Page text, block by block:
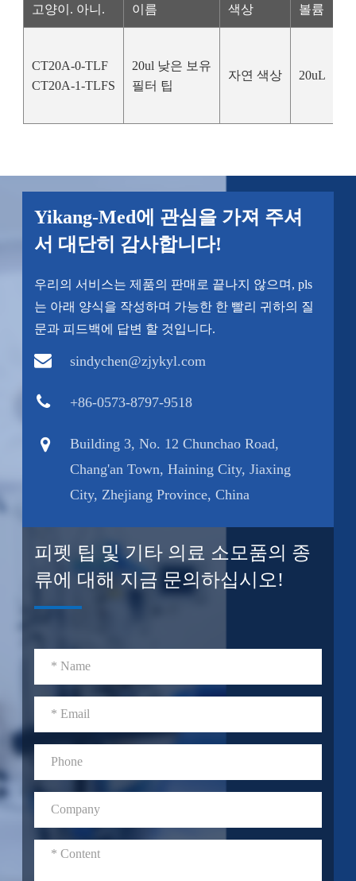
고양이. 아니. 이름 색상 볼륨
CT20A-0-TLF
CT20A-1-TLFS
20ul 낮은 보유
필터 팁
자연 색상 20uL
Yikang-Med에 관심을 가져 주셔
서 대단히 감사합니다!
우리의 서비스는 제품의 판매로 끝나지 않으며, pls
는 아래 양식을 작성하며 가능한 한 빨리 귀하의 질
문과 피드백에 답변 할 것입니다.
sindychen@zjykyl.com
+86-0573-8797-9518
Building 3, No. 12 Chunchao Road,
Chang'an Town, Haining City, Jiaxing
City, Zhejiang Province, China
피펫 팁 및 기타 의료 소모품의 종
류에 대해 지금 문의하십시오!